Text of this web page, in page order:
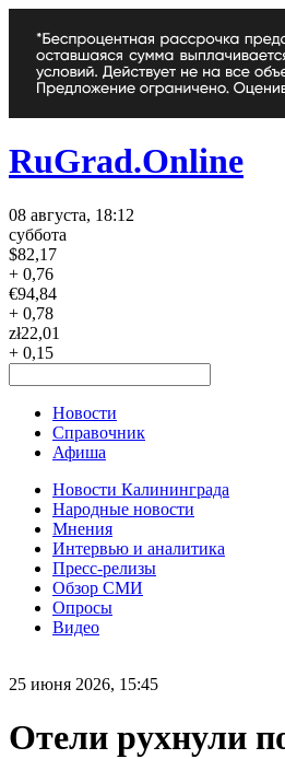
RuGrad.Online
08 августа, 18:12
суббота
$82,17
+ 0,76
€94,84
+ 0,78
zł22,01
+ 0,15
Новости
Справочник
Афиша
Новости Калининграда
Народные новости
Мнения
Интервью и аналитика
Пресс-релизы
Обзор СМИ
Опросы
Видео
25 июня 2026, 15:45
Отели рухнули